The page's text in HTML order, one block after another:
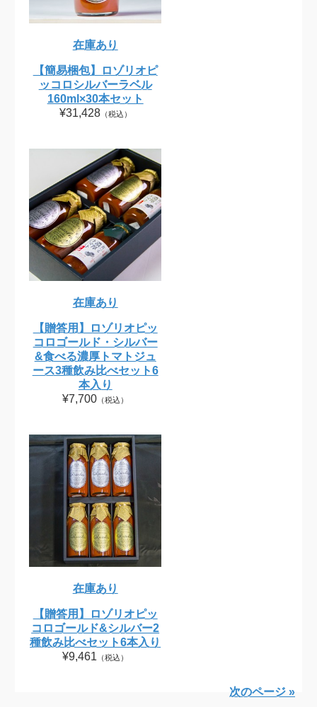
在庫あり
【簡易梱包】ロゾリオピ
ッコロシルバーラベル
160ml×30本セット
¥31,428（税込）
在庫あり
【贈答用】ロゾリオピッ
コロゴールド・シルバー
&食べる濃厚トマトジュ
ース3種飲み比べセット6
本入り
¥7,700 （税込）
在庫あり
【贈答用】ロゾリオピッ
コロゴールド&シルバー2
種飲み比べセット6本入り
¥9,461 （税込）
次のページ »